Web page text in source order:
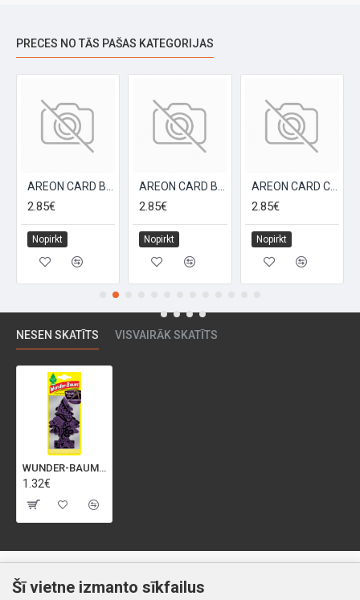
PRECES NO TĀS PAŠAS KATEGORIJAS
AREON CARD Black Crystal gaisa atsvaidzinātājs
2.85€
Nopirkt
AREON CARD Bubble Gum gaisa atsvaidzinātājs
2.85€
Nopirkt
AREON CARD Coconut gaisa atsvaidzinātājs
2.85€
Nopirkt
NESEN SKATĪTS VISVAIRĀK SKATĪTS
WUNDER-BAUM Tree Midnight Chick gaisa atsvaidzinātājs, 5g
1.32€
Klientiem
Kontakti Piegāde un apmaksa
Šī vietne izmanto sīkfailus